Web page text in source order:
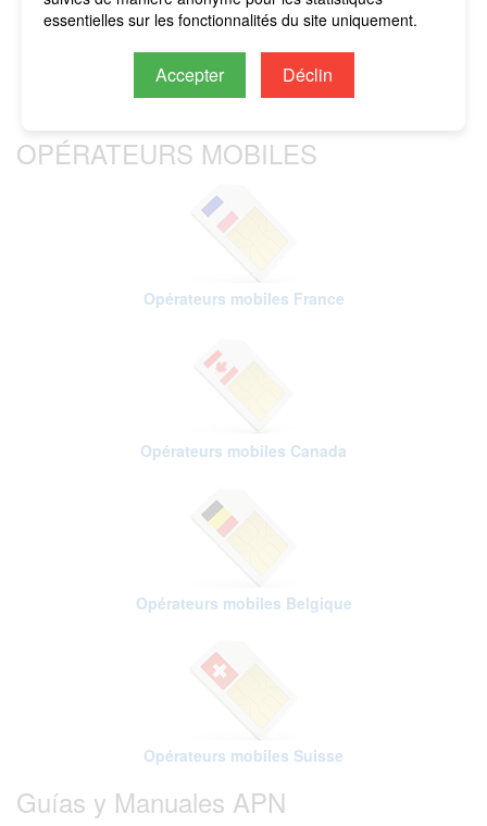
essentielles sur les fonctionnalités du site uniquement.
Accepter Déclin
imputés sur le crédit restant.
OPÉRATEURS MOBILES
Opérateurs mobiles France
Opérateurs mobiles Canada
Opérateurs mobiles Belgique
Opérateurs mobiles Suisse
Guías y Manuales APN